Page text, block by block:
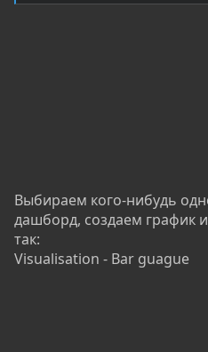
Выбираем кого-нибудь
дашборд, создаем график
так:
Visualisation - Bar guague